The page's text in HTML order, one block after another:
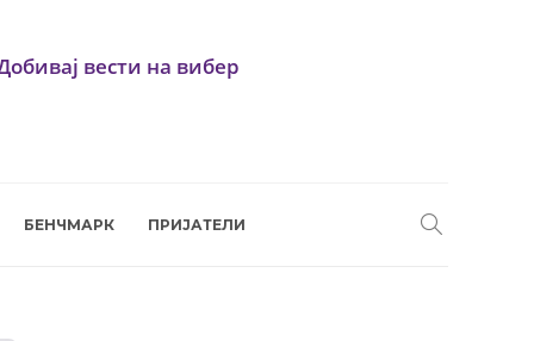
вести на вибер
БЕНЧМАРК ПРИЈАТЕЛИ